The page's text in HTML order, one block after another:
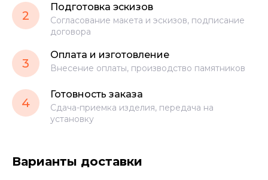
2
Подготовка эскизов
Согласование макета и эскизов, подписание
договора
3
Оплата и изготовление
Внесение оплаты, производство памятников
4
Готовность заказа
Сдача-приемка изделия, передача на
установку
Варианты доставки